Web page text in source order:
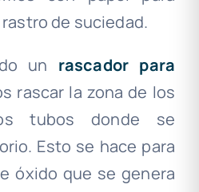
de suciedad.
un rascador para
rascar la zona de los
tubos donde se
Esto se hace para
óxido que se genera